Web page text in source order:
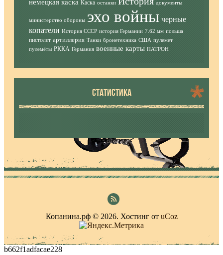
немецкая каска Каска останки документы
министерство обороны эхо войны черные
копатели История СССР история Германии 7.62 мм польша
пистолет артиллерия Танки бронетехника США пулемет
пулемёты РККА Германия военные карты ПАТРОН
СТАТИСТИКА
Копанина.рф © 2026. Хостинг от uCoz
b662f1adfacae228